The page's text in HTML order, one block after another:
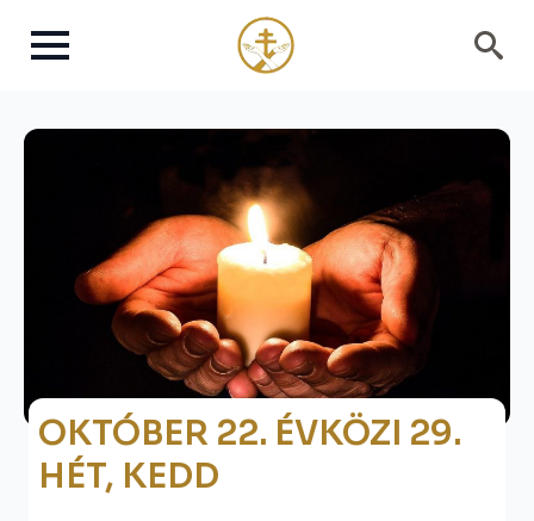
OKTÓBER 22. ÉVKÖZI 29.
HÉT, KEDD